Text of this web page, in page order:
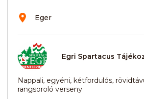
Eger
Egri Spartacus
Nappali, egyéni, kétfordulós,
rangsoroló verseny